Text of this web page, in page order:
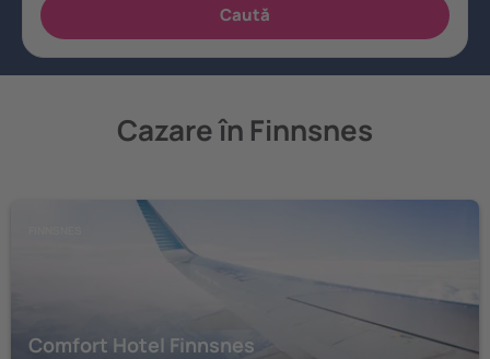
Cazare în Finnsnes
Comfort Hotel Finnsnes